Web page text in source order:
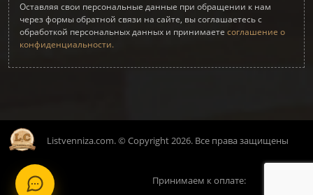
Оставляя свои персональные данные при обращении к нам
через формы обратной связи на сайте, вы соглашаетесь с
обработкой персональных данных и принимаете соглашение о
конфиденциальности.
Listvenniza.com. © Copyright 2026. Все права защищены
Принимаем к оплате: